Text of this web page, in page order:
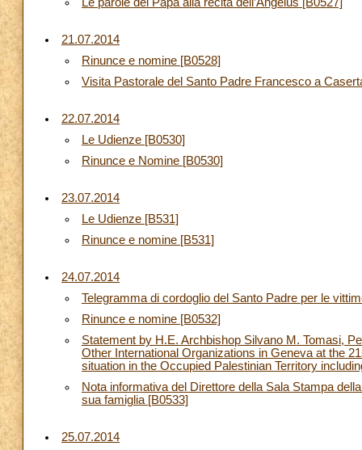
21.07.2014
Rinunce e nomine [B0528]
Visita Pastorale del Santo Padre Francesco a
22.07.2014
Le Udienze [B0530]
Rinunce e Nomine [B0530]
23.07.2014
Le Udienze [B531]
Rinunce e nomine [B531]
24.07.2014
Telegramma di cordoglio del Santo Padre per le
Rinunce e nomine [B0532]
Statement by H.E. Archbishop Silvano M. Tomasi,
Other International Organizations in Geneva at the
situation in the Occupied Palestinian Territory
Nota informativa del Direttore della Sala Stampa
sua famiglia [B0533]
25.07.2014